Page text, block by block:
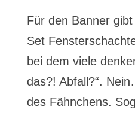
Für den Banner
Set
bei dem viele
das?! Abfall?“.
des Fähnchens.